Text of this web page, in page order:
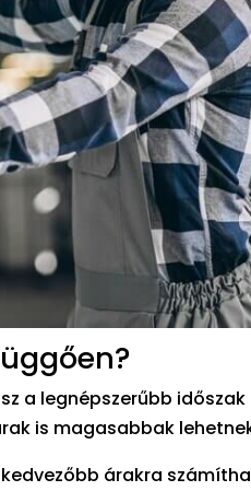
a legnépszerűbb időszak
is magasabbak
árakra